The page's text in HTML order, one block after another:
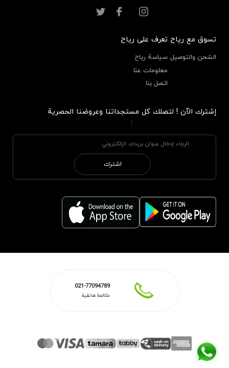
تسوق مع رياح
الشحن والتوصيل
تعرف على رياح
سياسة رياح
معلومات عنا
اتصل بنا
إشترك الآن ! لتصلك كل مستجداتنا وعروضنا الحصرية
:
اشترك
021-77094789
مكالمة هاتفية